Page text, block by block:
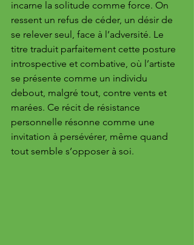
incarne la solitude comme force. On
ressent un refus de céder, un désir de
se relever seul, face à l’adversité. Le
titre traduit parfaitement cette posture
introspective et combative, où l’artiste
se présente comme un individu
debout, malgré tout, contre vents et
marées. Ce récit de résistance
personnelle résonne comme une
invitation à persévérer, même quand
tout semble s’opposer à soi.